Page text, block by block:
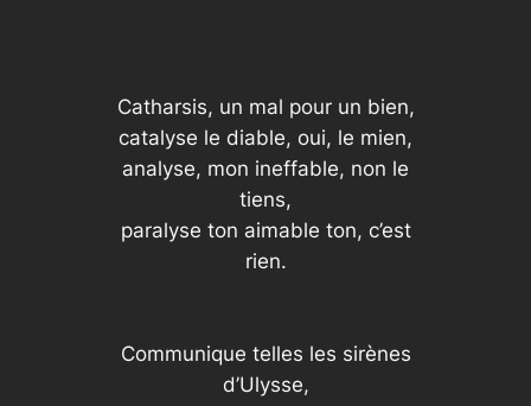
Catharsis, un mal pour un bien,
catalyse le diable, oui, le mien,
analyse, mon ineffable, non le
tiens,
paralyse ton aimable ton, c’est
rien.
Communique telles les sirènes
d’Ulysse,